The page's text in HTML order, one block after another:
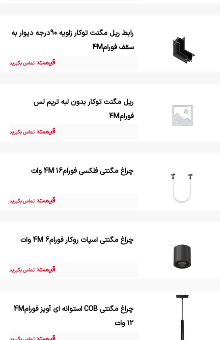
رابط ریل مگنت توکار زاویه 90درجه دیوار به
سقف فورام4M
قیمت:تماس بگیرید
ریل مگنت توکار بدون لبه تریم لس
فورام4M
قیمت:تماس بگیرید
چراغ مگنتی فلکسی فورام4M 16 وات
قیمت:تماس بگیرید
چراغ مگنتی اسپات روکار فورام4M 6 وات
قیمت:تماس بگیرید
چراغ مگنتی COB استوانه ای آویز فورام4M
12 وات